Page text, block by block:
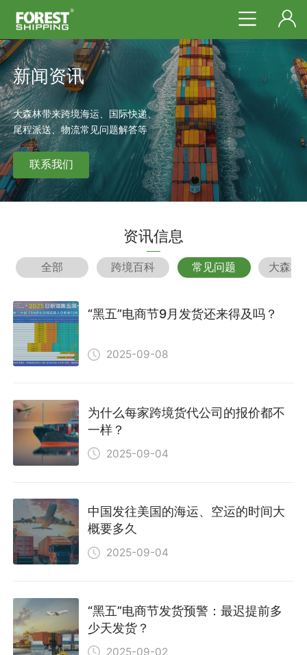
新闻资讯
大森林带来跨境海运、国际快递、
尾程派送、物流常见问题解答等
联系我们
资讯信息
全部 跨境百科 常见问题 大森林
“黑五”电商节9月发货还来得及吗？
2025-09-08
为什么每家跨境货代公司的报价都不
一样？
2025-09-04
中国发往美国的海运、空运的时间大
概要多久
2025-09-04
“黑五”电商节发货预警：最迟提前多
少天发货？
2025-09-02